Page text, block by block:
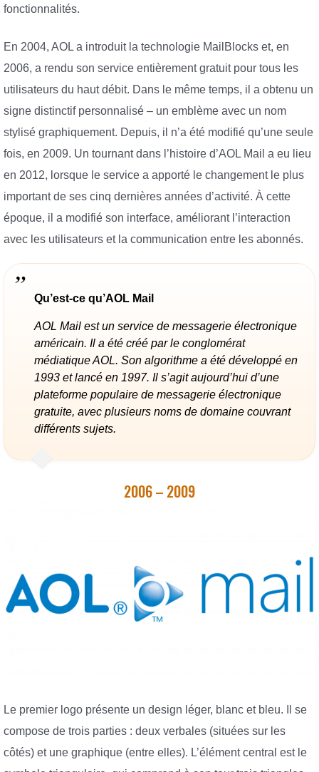
fonctionnalités.
En 2004, AOL a introduit la technologie MailBlocks et, en
2006, a rendu son service entièrement gratuit pour tous les
utilisateurs du haut débit. Dans le même temps, il a obtenu un
signe distinctif personnalisé – un emblème avec un nom
stylisé graphiquement. Depuis, il n’a été modifié qu’une seule
fois, en 2009. Un tournant dans l’histoire d’AOL Mail a eu lieu
en 2012, lorsque le service a apporté le changement le plus
important de ses cinq dernières années d’activité. À cette
époque, il a modifié son interface, améliorant l’interaction
avec les utilisateurs et la communication entre les abonnés.
Qu’est-ce qu’AOL Mail
AOL Mail est un service de messagerie électronique
américain. Il a été créé par le conglomérat
médiatique AOL. Son algorithme a été développé en
1993 et lancé en 1997. Il s’agit aujourd’hui d’une
plateforme populaire de messagerie électronique
gratuite, avec plusieurs noms de domaine couvrant
différents sujets.
2006 – 2009
Le premier logo présente un design léger, blanc et bleu. Il se
compose de trois parties : deux verbales (situées sur les
côtés) et une graphique (entre elles). L’élément central est le